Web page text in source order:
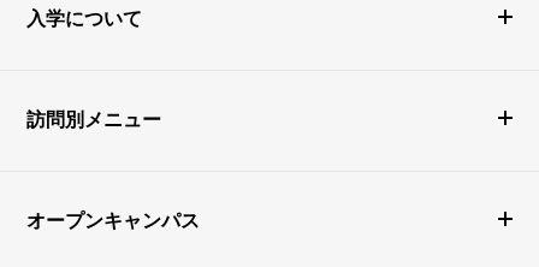
入学について
訪問別メニュー
オープンキャンパス